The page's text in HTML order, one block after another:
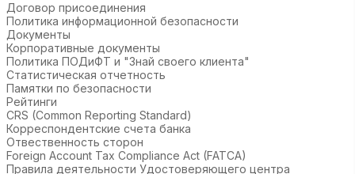
Договор присоединения
Политика информационной безопасности
Документы
Корпоративные документы
Политика ПОДиФТ и "Знай своего клиента"
Статистическая отчетность
Памятки по безопасности
Рейтинги
CRS (Common Reporting Standard)
Корреспондентские счета банка
Отвественность сторон
Foreign Account Tax Compliance Act (FATCA)
Правила деятельности Удостоверяющего центра